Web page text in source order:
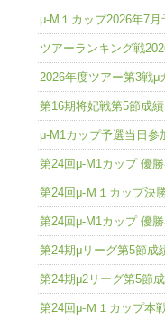
μ-M１カップ2026年7
ツアーランキング戦
2026年度ツアー第3戦
第16期将妃戦第5節成績
μ-M1カップ予選当日
第24回μ-M1カップ 優
第24回μ-Ｍ１カップ決
第24回μ-M1カップ 優
第24期μリーグ第5節成
第24期μ2リーグ第5節
第24回μ-Ｍ１カップ本